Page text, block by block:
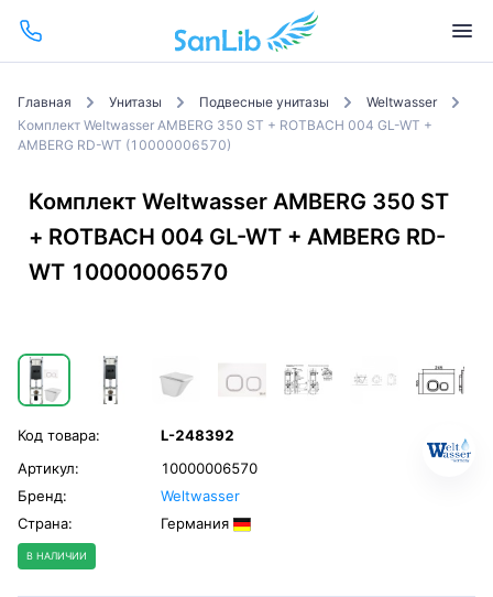
Главная Унитазы Подвесные унитазы
Weltwasser
Комплект Weltwasser AMBERG 350 ST + ROTBACH 004 GL-WT +
AMBERG RD-WT (10000006570)
Комплект Weltwasser AMBERG 350 ST
+ ROTBACH 004 GL-WT + AMBERG RD-
WT 10000006570
Код товара:
L-248392
Артикул:
10000006570
Бренд:
Weltwasser
Страна:
Германия
В НАЛИЧИИ